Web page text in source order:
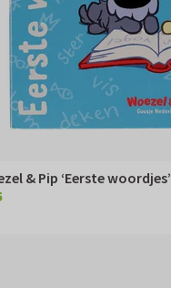
& Pip ‘Eerste woordjes’